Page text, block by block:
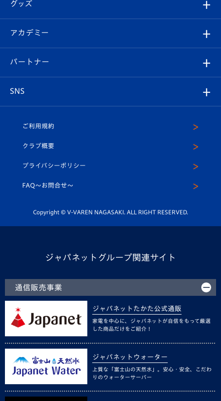
チケット
イベント
メディア
ホームタウン
スタッフプロフィール
マスコット紹介
平和祈念活動
ホームタウン活動
Revive Team
ヴィヴィくんの長崎おもてなしガイド
フォトギャラリー
スタジアムグルメ
V-LOVERS（ファンクラブ）
プレイヤーズスイート
グッズ
オンラインショップ
店舗情報
アカデミー
育成からのお知らせ
U-18
スクール
パートナー
SNS
ヴィヴィくんインスタグラム
公式LINE＠
ご利用規約
クラブ概要
プライバシーポリシー
FAQ〜お問合せ〜
Copyright © V-VAREN NAGASAKI. ALL RIGHT RESERVED.
ジャパネットグループ関連サイト
通信販売事業
ジャパネットたかた公式通販
家電を中心に、ジャパネットが自信をもって厳選
した商品だけをご紹介！
ジャパネットウォーター
上質な「富士山の天然水」。安心・安全、こだわ
りのウォーターサーバー